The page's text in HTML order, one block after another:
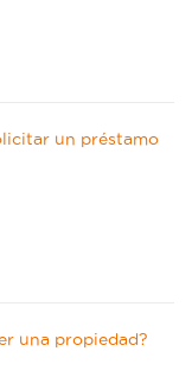
un préstamo
una propiedad?